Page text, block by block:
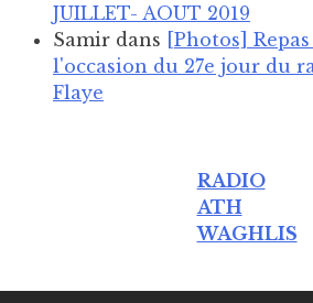
JUILLET- AOUT 2019
Samir dans [Photos]
l'occasion du 27e jour du
Flaye
RADIO
ATH
WAGHLIS